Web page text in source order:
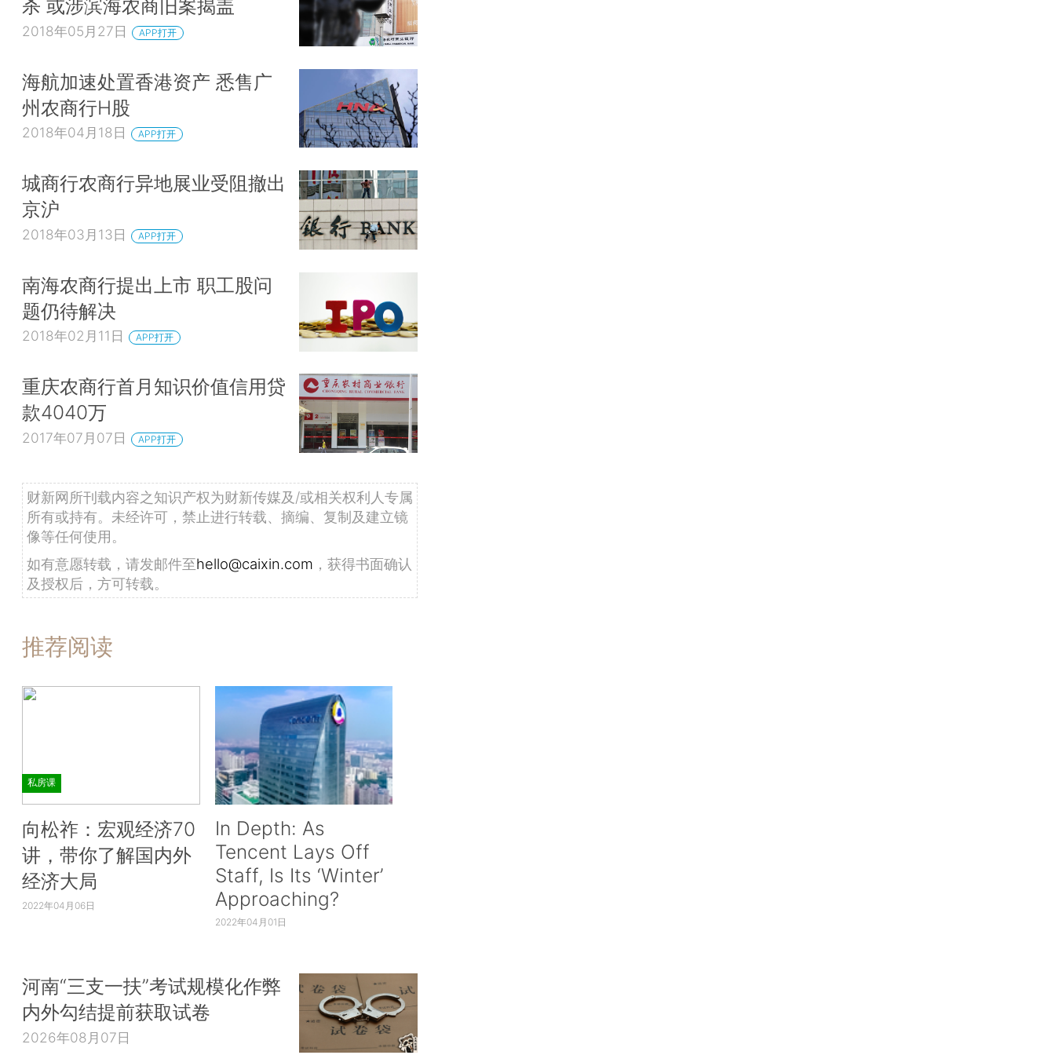
杀 或涉滨海农商旧案揭盖
2018年05月27日 APP打开
海航加速处置香港资产 悉售广
州农商行H股
2018年04月18日 APP打开
城商行农商行异地展业受阻撤出
京沪
2018年03月13日 APP打开
南海农商行提出上市 职工股问
题仍待解决
2018年02月11日 APP打开
重庆农商行首月知识价值信用贷
款4040万
2017年07月07日 APP打开
财新网所刊载内容之知识产权为财新传媒及/或相关权利人专属
所有或持有。未经许可，禁止进行转载、摘编、复制及建立镜
像等任何使用。
如有意愿转载，请发邮件至hello@caixin.com ，获得书面确认
及授权后，方可转载。
推荐阅读
私房课
向松祚：宏观经济70
讲，带你了解国内外
经济大局
2022年04月06日
In Depth: As
Tencent Lays Off
Staff, Is Its ‘Winter’
Approaching?
2022年04月01日
河南“三支一扶”考试规模化作弊
内外勾结提前获取试卷
2026年08月07日